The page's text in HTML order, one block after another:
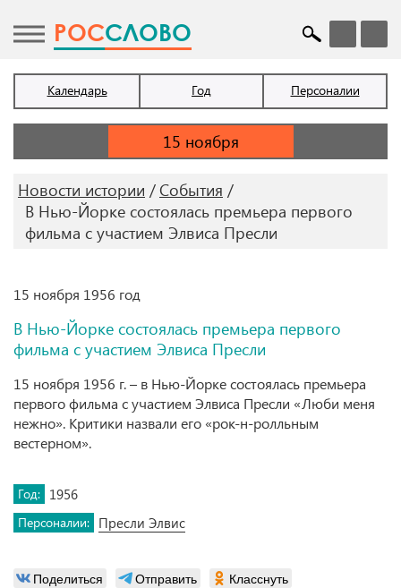
POCСЛОВО
Календарь Год Персоналии
Новости истории
События
В Нью-Йорке состоялась премьера первого
фильма с участием Элвиса Пресли
15 ноября 1956 год
В Нью-Йорке состоялась премьера первого
фильма с участием Элвиса Пресли
15 ноября 1956 г. – в Нью-Йорке состоялась премьера
первого фильма с участием Элвиса Пресли «Люби меня
нежно». Критики назвали его «рок-н-ролльным
вестерном».
Год: 1956
Персоналии: Пресли Элвис
Поделиться Отправить
Класснуть